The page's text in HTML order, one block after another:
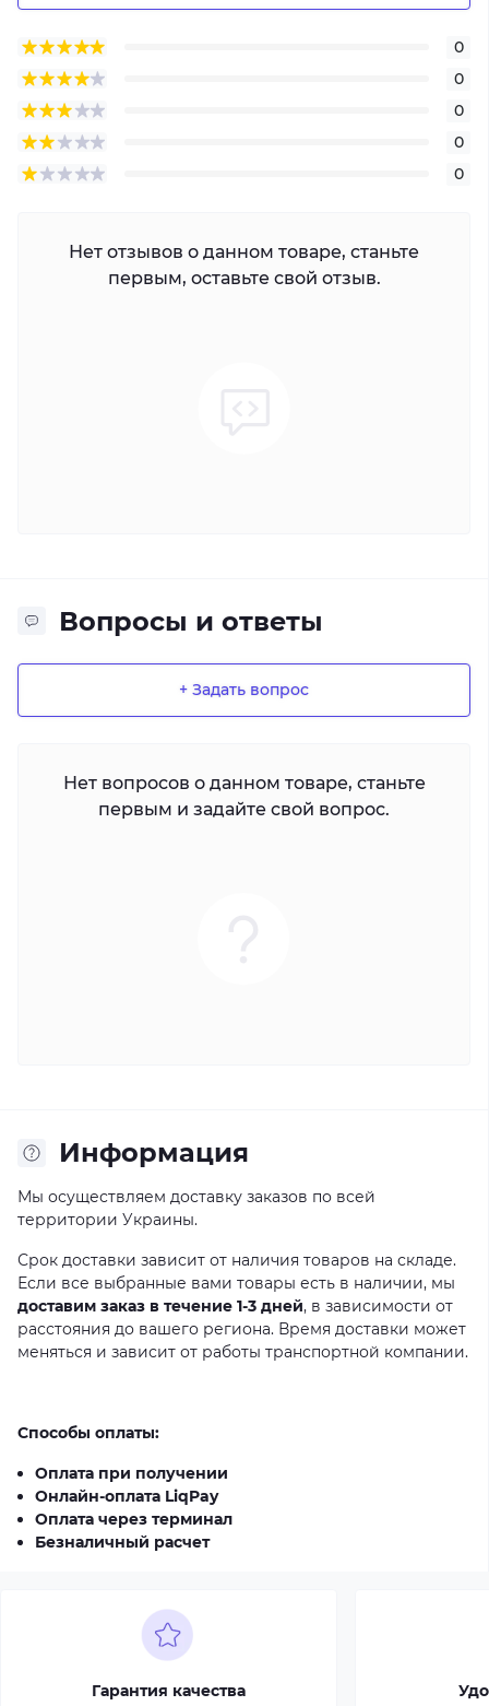
0
0
0
0
0
Нет отзывов о данном товаре, станьте
первым, оставьте свой отзыв.
Вопросы и ответы
+ Задать вопрос
Нет вопросов о данном товаре, станьте
первым и задайте свой вопрос.
Информация
Мы осуществляем доставку заказов по всей
территории Украины.
Срок доставки зависит от наличия товаров на складе.
Если все выбранные вами товары есть в наличии, мы
доставим заказ в течение 1-3 дней, в зависимости от
расстояния до вашего региона. Время доставки может
меняться и зависит от работы транспортной компании.
Способы оплаты:
Оплата при получении
Онлайн-оплата LiqPay
Оплата через терминал
Безналичный расчет
Гарантия качества